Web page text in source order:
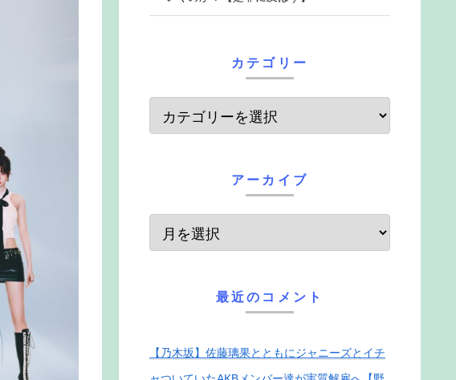
カテゴリー
アーカイブ
最近のコメント
【乃木坂】佐藤璃果とともにジャニーズとイチ